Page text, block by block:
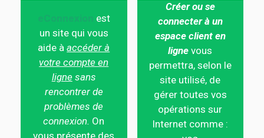
est
un site qui vous
aide àaccéder à
votre compte en
ligne sans
rencontrer de
problèmes de
connexion. On
vous présente des
Créer ou se
connecter à un
espace client en
ligne vous
permettra, selon le
site utilisé, de
gérer toutes vos
opérations sur
Internet comme :